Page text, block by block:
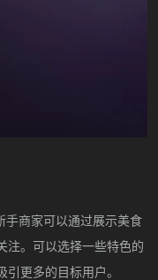
手商家可以通过展示美食
注。可以选择一些特色的
更多的目标用户。